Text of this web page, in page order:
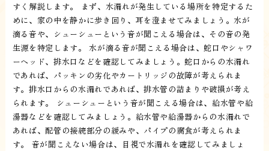
すく解説します。 まず、水漏れが発生している場所を特定するた
めに、家の中を静かに歩き回り、耳を澄ませてみましょう。水が
滴る音や、シューシューという音が聞こえる場合は、その音の発
生源を特定します。 水が滴る音が聞こえる場合は、蛇口やシャワ
ーヘッド、排水口などを確認してみましょう。蛇口からの水漏れ
であれば、パッキンの劣化やカートリッジの故障が考えられま
す。排水口からの水漏れであれば、排水管の詰まりや破損が考え
られます。 シューシューという音が聞こえる場合は、給水管や給
湯器などを確認してみましょう。給水管や給湯器からの水漏れで
あれば、配管の接続部分の緩みや、パイプの腐食が考えられま
す。 音が聞こえない場合は、目視で水漏れを確認してみましょ